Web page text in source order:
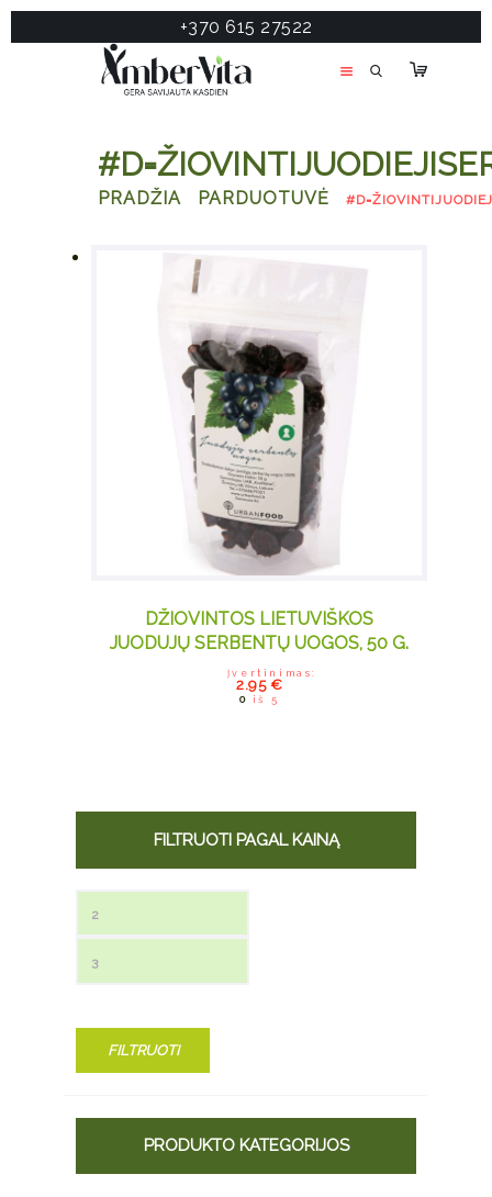
+370 615 27522
PRADŽIA PARDUOTUVĖ
PASLAUGOS
PRODUKTAI
APIE MANE
KONTAKTAI
DŽIOVINTOS LIETUVIŠKOS
JUODUJŲ SERBENTŲ UOGOS, 50 G.
Įvertinimas:
0 iš 5
2.95€
FILTRUOTI PAGAL KAINĄ
Min kaina
FILTRUOTI
PRODUKTO KATEGORIJOS